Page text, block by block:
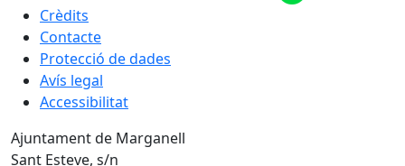
Crèdits
Contacte
Protecció de dades
Avís legal
Accessibilitat
Ajuntament de Marganell
Sant Esteve, s/n